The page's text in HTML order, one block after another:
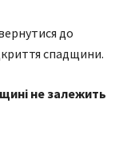
до
спадщини.
не залежить